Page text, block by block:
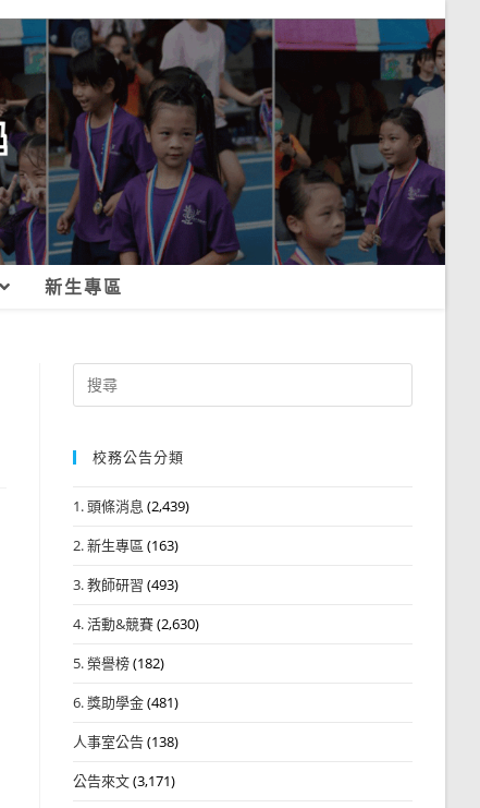
新生專區
Search
for:
校務公告分類
1. 頭條消息 (2,439)
2. 新生專區 (163)
3. 教師研習 (493)
4. 活動&競賽(2,630)
5. 榮譽榜(182)
6. 獎助學金(481)
人事室公告(138)
公告來文(3,171)